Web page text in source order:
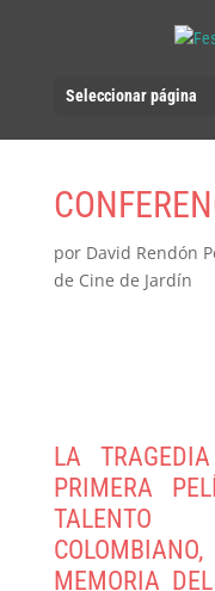
Seleccionar página
por David Rendón
de Cine de Jardín
LA
PRIMERA
MEMORIA